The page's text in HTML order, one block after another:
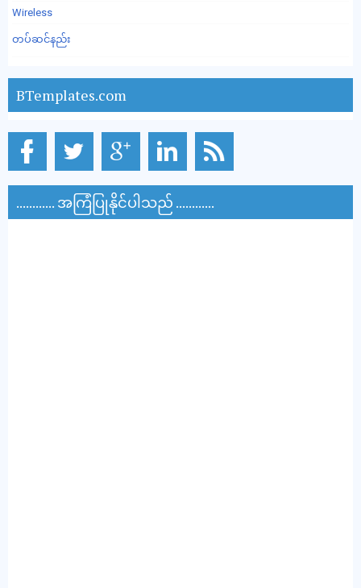
Wireless
တပ်ဆင်နည်း
BTemplates.com
............ အကြံပြုနိုင်ပါသည် ............